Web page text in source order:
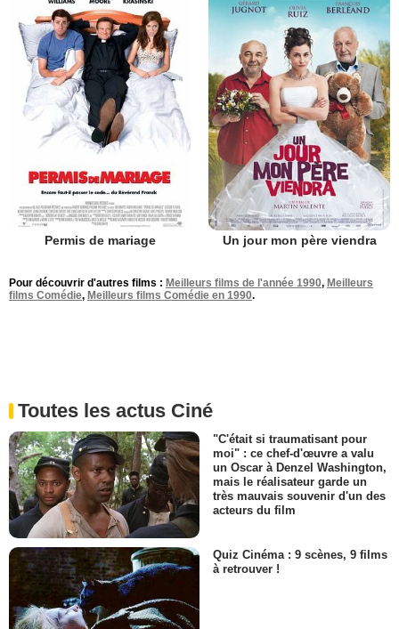
Permis de mariage Un jour mon père viendra
Pour découvrir d'autres films : Meilleurs films de l'année 1990, Meilleurs
films Comédie, Meilleurs films Comédie en 1990.
Toutes les actus Ciné
"C'était si traumatisant pour
moi" : ce chef-d'œuvre a valu
un Oscar à Denzel Washington,
mais le réalisateur garde un
très mauvais souvenir d'un des
acteurs du film
Quiz Cinéma : 9 scènes, 9 films
à retrouver !